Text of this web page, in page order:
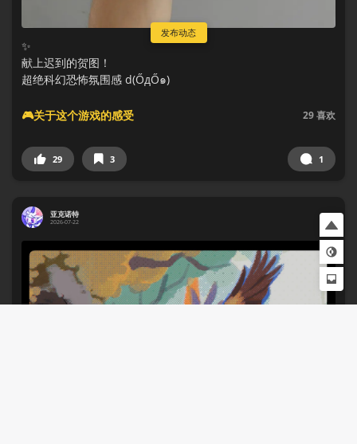
发布动态
✨
献上迟到的贺图！ ​​​
超绝科幻恐怖氛围感 d(ŐдŐ๑)
🎮关于这个游戏的感受 29喜欢
29 3 1
亚克诺特
2026-07-22